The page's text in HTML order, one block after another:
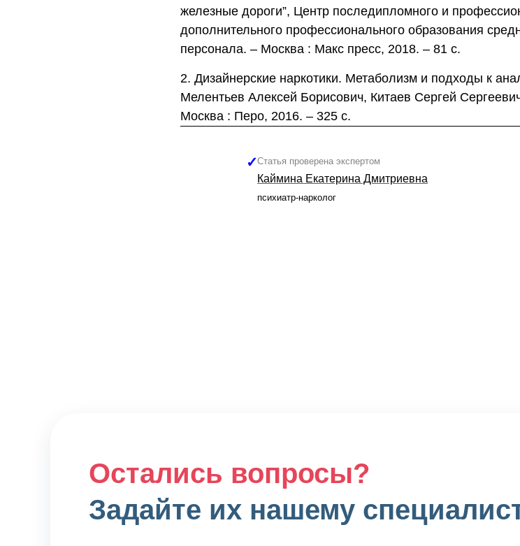
железные дороги”, Центр последипломного и
дополнительного профессионального образования
персонала. – Москва : Макс пресс, 2018. – 81 с.
Дизайнерские наркотики. Метаболизм и подходы к
Мелентьев Алексей Борисович, Китаев Сергей
Москва : Перо, 2016. – 325 с.
Статья проверена экспертом
Каймина Екатерина Дмитриевна
психиатр-нарколог
Остались вопросы?
Задайте их нашему